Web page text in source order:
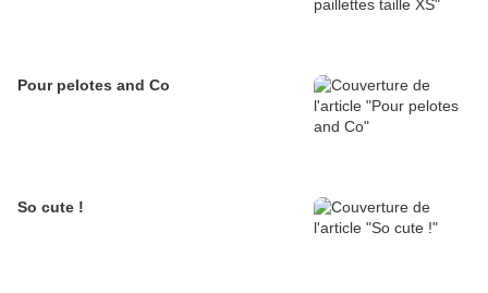
Pour pelotes and Co
So cute !